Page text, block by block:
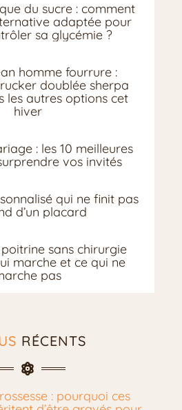
du sucre : comment
adaptée pour
sa glycémie ?
homme fourrure :
doublée sherpa
les autres options cet
hiver
: les 10 meilleures
vos invités
qui ne finit pas
d’un placard
sans chirurgie
marche et ce qui ne
pas
RÉCENTS
: pourquoi ces